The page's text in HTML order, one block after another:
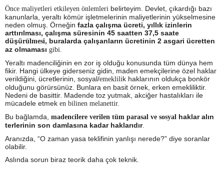
Önce maliyetleri etkileyen önlemleri belirteyim. Devlet, çıkardığı bazı
kanunlarla, yeraltı kömür işletmelerinin maliyetlerinin yükselmesine
neden olmuş. Örneğin fazla çalışma ücreti, yıllık izinlerin
arttırılması, çalışma süresinin 45 saatten 37,5 saate
düşürülmesi, buralarda çalışanların ücretinin 2 asgari ücretten
az olmaması gibi.
Yeraltı madenciliğinin en zor iş olduğu konusunda tüm dünya hem
fikir. Hangi ülkeye giderseniz gidin, maden emekçilerine özel haklar
verildiğini, ücretlerinin, sosyal/emeklilik haklarının oldukça bonkör
olduğunu görürsünüz. Bunlara en basit örnek, erken emekliliktir.
Nedeni de basittir. Madende toz yutmak, akciğer hastalıkları ile
mücadele etmek en bilinen melanettir.
Bu bağlamda, madencilere verilen tüm parasal ve sosyal haklar alın
terlerinin son damlasına kadar haklarıdır.
Aranızda, “O zaman yasa teklifinin yanlışı nerede?” diye soranlar
olabilir.
Aslında sorun biraz teorik daha çok teknik.